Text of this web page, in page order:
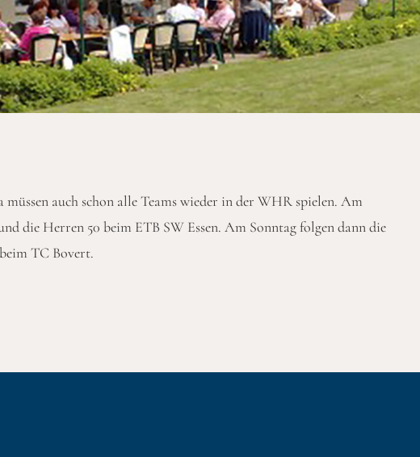
auch schon alle Teams wieder in der WHR spielen. Am
die Herren 50 beim ETB SW Essen. Am Sonntag folgen dann die
TC Bovert.